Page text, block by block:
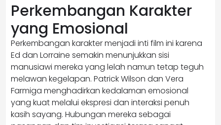
Perkembangan Karakter
yang Emosional
Perkembangan karakter menjadi inti film ini karena
Ed dan Lorraine semakin menunjukkan sisi
manusiawi mereka yang lelah namun tetap teguh
melawan kegelapan. Patrick Wilson dan Vera
Farmiga menghadirkan kedalaman emosional
yang kuat melalui ekspresi dan interaksi penuh
kasih sayang. Hubungan mereka sebagai